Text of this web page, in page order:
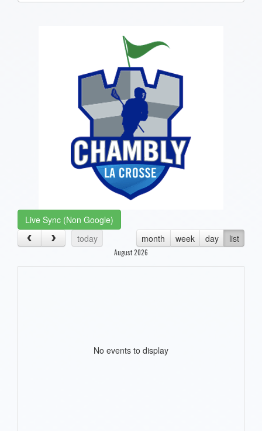
Live Sync (Non Google)
today
month week day list
August 2026
No events to display